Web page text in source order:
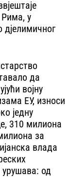
Рима, у
да
војну
ЕУ, износи
једну
310 милиона
за
влада
урушава: од